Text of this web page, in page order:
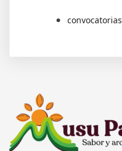
convocatorias